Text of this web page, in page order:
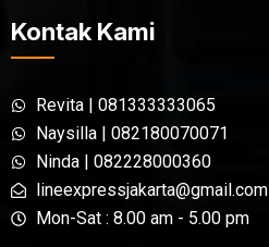
Kontak Kami
Revita | 081333333065
Naysilla | 082180070071
Ninda | 082228000360
lineexpressjakarta@gmail.com
Mon-Sat : 8.00 am - 5.00 pm